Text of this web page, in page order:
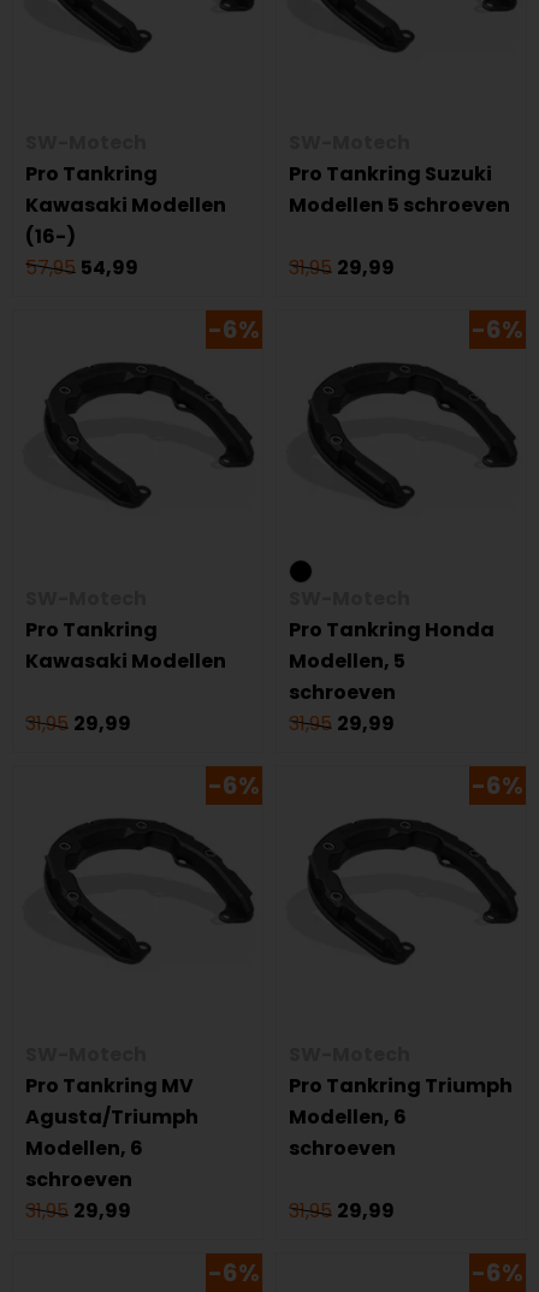
Pro Tankring
Kawasaki Modellen
(16-)
57,95 54,99
Pro Tankring Suzuki
Modellen 5 schroeven
31,95 29,99
-6%
Pro Tankring
Kawasaki Modellen
31,95 29,99
-6%
Pro Tankring Honda
Modellen, 5
schroeven
31,95 29,99
-6%
Pro Tankring MV
Agusta/Triumph
Modellen, 6
schroeven
31,95 29,99
-6%
Pro Tankring Triumph
Modellen, 6
schroeven
31,95 29,99
-6% -6%